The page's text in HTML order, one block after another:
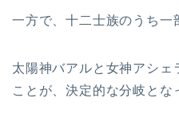
一方で、十二士族のうち一
太陽神バアルと女神アシェ
ことが、決定的な分岐とな